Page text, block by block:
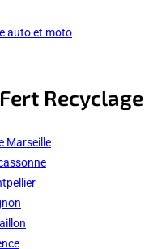
auto et moto
Recyclage
Marseille